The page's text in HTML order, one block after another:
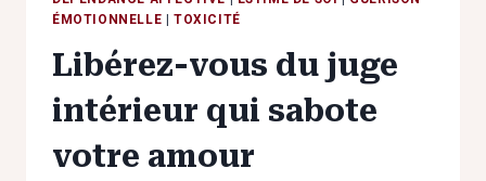
ÉMOTIONNELLE | TOXICITÉ
Libérez-vous du juge
intérieur qui sabote
votre amour